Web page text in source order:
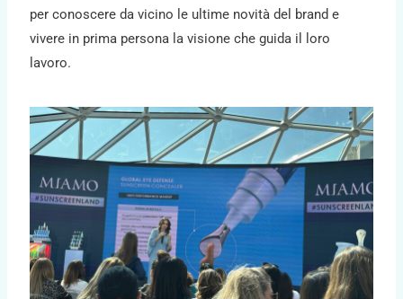
per conoscere da vicino le ultime novità del brand e
vivere in prima persona la visione che guida il loro
lavoro.